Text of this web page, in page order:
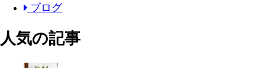
ブログ
人気の記事